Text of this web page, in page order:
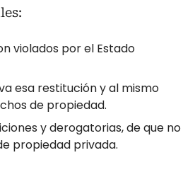
violados por el Estado
esa restitución y al mismo
de propiedad.
y derogatorias, de que no
propiedad privada.